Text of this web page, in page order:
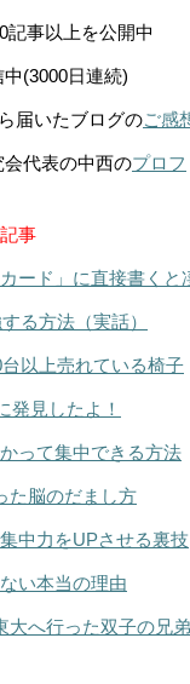
記事以上を公開中
(3000日連続)
届いたブログのご感
代表の中西のプロフ
事
ード」に直接書くと
る方法（実話）
以上売れている椅子
発見したよ！
って集中できる方法
た脳のだまし方
中力をUPさせる裏技
い本当の理由
大へ行った双子の兄弟